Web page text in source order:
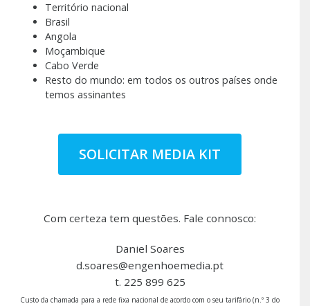
Território nacional
Brasil
Angola
Moçambique
Cabo Verde
Resto do mundo: em todos os outros países onde
temos assinantes
SOLICITAR MEDIA KIT
Com certeza tem questões. Fale connosco:
Daniel Soares
d.soares@engenhoemedia.pt
t. 225 899 625
Custo da chamada para a rede fixa nacional de acordo com o seu tarifário (n.º 3 do